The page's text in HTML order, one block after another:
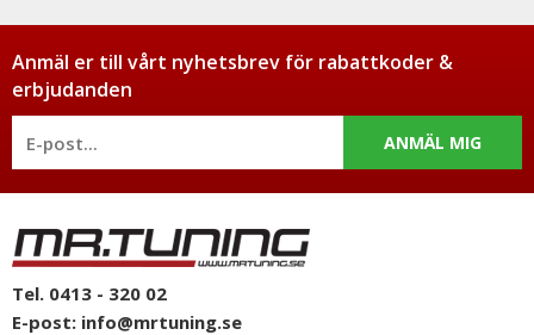
Anmäl er till vårt nyhetsbrev för rabattkoder &
erbjudanden
ANMÄL MIG
Tel. 0413 - 320 02
E-post: info@mrtuning.se